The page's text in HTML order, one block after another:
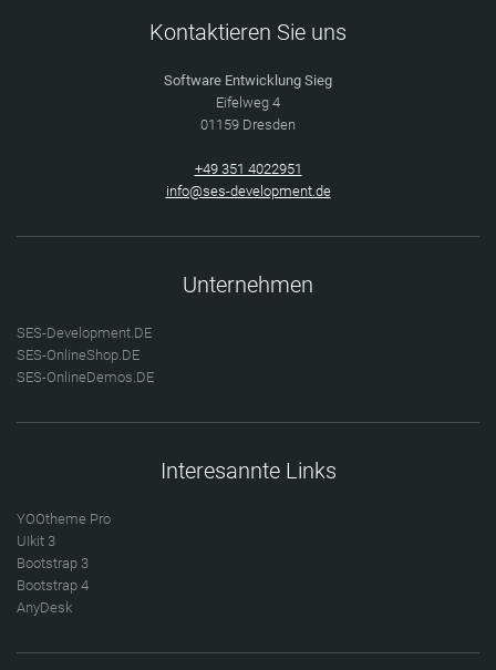
Kontaktieren Sie uns
Software Entwicklung Sieg
Eifelweg 4
01159 Dresden
+49 351 4022951
info@ses-development.de
Unternehmen
SES-Development.DE
SES-OnlineShop.DE
SES-OnlineDemos.DE
Interesannte Links
YOOtheme Pro
UIkit 3
Bootstrap 3
Bootstrap 4
AnyDesk